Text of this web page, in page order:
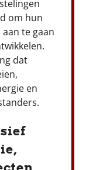
om hun
te gaan
dat
en